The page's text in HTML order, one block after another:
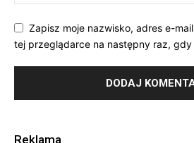
Zapisz moje nazwisko, adres e-
tej przeglądarce na następny raz, gdy
Reklama